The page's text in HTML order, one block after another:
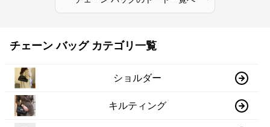
チェーン バッグ カテゴリ一覧
ショルダー
キルティング